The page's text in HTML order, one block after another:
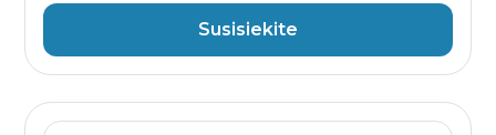
Susisiekite